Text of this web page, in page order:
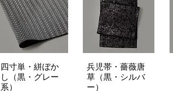
Aperçu rapide
四寸単・絣ぼか
し（黒・グレー
系）
Aperçu rapide
兵児帯・薔薇唐
草（黒・シルバ
ー）